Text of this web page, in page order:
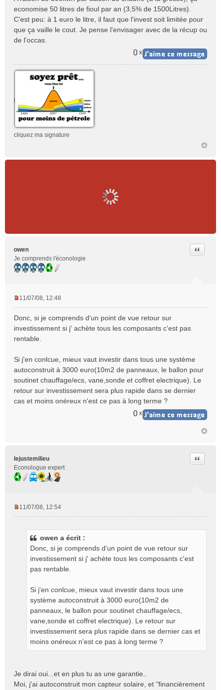
economise 50 litres de fioul par an (3,5% de 1500Litres).
C'est peu: à 1 euro le litre, il faut que l'invest soit limitée pour
que ça vaille le cout. Je pense l'envisager avec de la récup ou
de l'occas.
0 x
cliquez ma signature
owen
Je comprends l'éconologie
Citer
s
s
a
e
n
n
l
u
11/07/08, 12:48
Donc, si je comprends d'un point de vue retour sur
investissement si j' achète tous les composants c'est pas
rentable.
Si j'en conlcue, mieux vaut investir dans tous une système
autoconstruit à 3000 euro(10m2 de panneaux, le ballon pour
soutinet chauffage/ecs, vane,sonde et coffret electrique). Le
retour sur investissement sera plus rapide dans se dernier
cas et moins onéreux n'est ce pas à long terme ?
0 x
lejustemilieu
Econologue expert
Citer
11/07/08, 12:54
owen a écrit :
Donc, si je comprends d'un point de vue retour sur
investissement si j' achète tous les composants c'est
pas rentable.
Si j'en conlcue, mieux vaut investir dans tous une
système autoconstruit à 3000 euro(10m2 de
panneaux, le ballon pour soutinet chauffage/ecs,
vane,sonde et coffret electrique). Le retour sur
investissement sera plus rapide dans se dernier cas et
moins onéreux n'est ce pas à long terme ?
Je dirai oui...et en plus tu as une garantie..
Moi, j'ai autoconstruit mon capteur solaire, et "financièrement